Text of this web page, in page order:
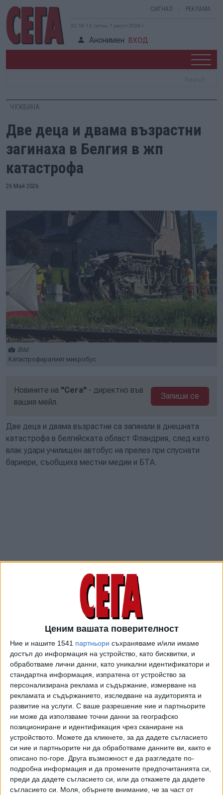
Ценим вашата поверителност
Ние и нашите 1541 партньори съхраняваме и/или имаме
достъп до информация на устройство, като бисквитки, и
обработваме лични данни, като уникални идентификатори и
стандартна информация, изпратена от устройство за
персонализирана реклама и съдържание, измерване на
рекламата и съдържанието, изследване на аудиторията и
развитие на услуги. С ваше разрешение ние и партньорите
ни може да използваме точни данни за географско
позициониране и идентификация чрез сканиране на
устройството. Можете да кликнете, за да дадете съгласието
си ние и партньорите ни да обработваме данните ви, както е
описано по-горе. Друга възможност е да разгледате по-
подробна информация и да промените предпочитанията си,
преди да дадете съгласието си, или да откажете да дадете
съгласието си.
Моля, обърнете внимание, че за част от
СИГНАЛ РЕКЛАМА
22:18:14, петък, 7 август 2026 г.
Анонимен ВХОД
ЧУЖБИНА
Две деца и двама възрастни
загинаха в Белгия в жп
катастрофа
26 Май 2026
Bild
Катастрофиралият микробус
Новините на "Сега" - директно във
вашия мейл.
Запиши се
Две деца и двама възрастни са загинали в днешната
катастрофа в белгийската област Фландрия, след като
влак удари училищен автобус на прелез при спуснати
бариери, съобщиха местни медии и БТА.
Според някои съобщения в автобуса е имало седем
деца. Министърът на транспорта Жан-Люк Крюк уточни,
че две деца са загинали, а другите две жертви са
кондукторът на влака и водачът на автобуса. Сред
стотината пътници във влака няма пострадали.
От дружеството за поддръжка на железопътната мрежа
уточняват, че светлинната сигнализация също е била
включена в червено за очаквано преминаване на влак
преди автобусът да пресече релсите.
Подобни инциденти в страната не са рядкост, като в
повечето случаи са свързани с нарушения от страна на
водачите на автомобили, сочи статистиката.
Последвайте ни и в